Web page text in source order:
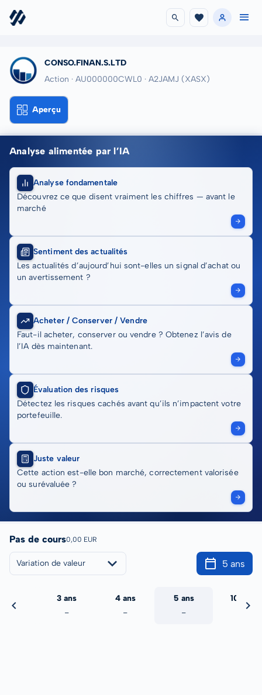
CONSO.FINAN.S.LTD
Action · AU000000CWL0 · A2JAMJ (XASX)
Aperçu
Analyse alimentée par l’IA
Analyse fondamentale
Découvrez ce que disent vraiment les chiffres — avant le
marché
Sentiment des actualités
Les actualités d’aujourd’hui sont-elles un signal d’achat ou
un avertissement ?
Acheter / Conserver / Vendre
Faut-il acheter, conserver ou vendre ? Obtenez l’avis de
l’IA dès maintenant.
Évaluation des risques
Détectez les risques cachés avant qu’ils n’impactent votre
portefeuille.
Juste valeur
Cette action est-elle bon marché, correctement valorisée
ou surévaluée ?
Pas de cours0,00 EUR
Variation de valeur 5 ans
3 ans
-
4 ans
-
5 ans
-
10 ans